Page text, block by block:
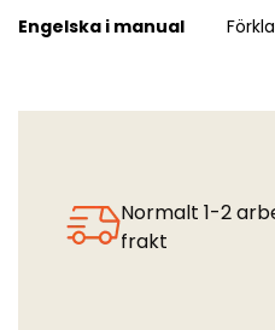
Engelska i manual
Normalt 1-2
frakt